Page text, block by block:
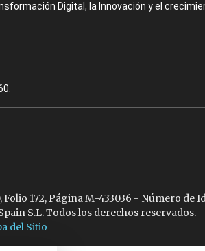
Digital, la Innovación y el
172, Página M-433036 - Número de
S.L. Todos los derechos reservados.
del Sitio